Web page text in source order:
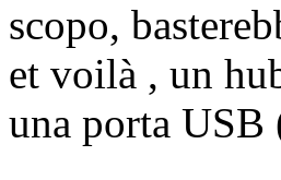
scopo,
et voilà , un
una porta USB